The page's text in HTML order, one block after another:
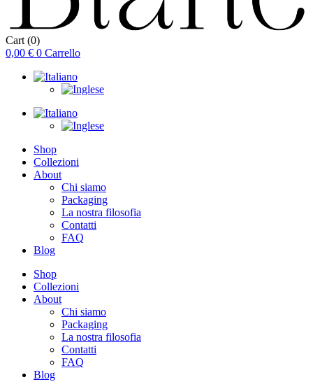
Cart (0)
0,00 € 0 Carrello
Shop
Collezioni
About
Chi siamo
Packaging
La nostra filosofia
Contatti
FAQ
Blog
Shop
Collezioni
About
Chi siamo
Packaging
La nostra filosofia
Contatti
FAQ
Blog